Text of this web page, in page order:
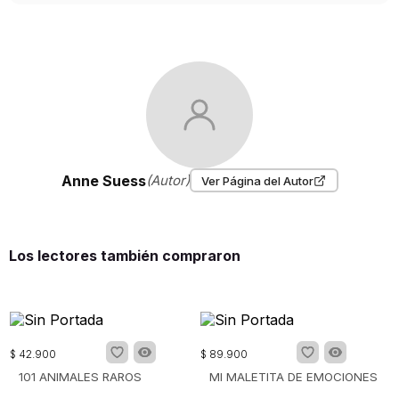
Anne Suess(Autor) Ver Página del Autor
Los lectores también compraron
$ 42.900
101 ANIMALES RAROS
$ 89.900
MI MALETITA DE EMOCIONES